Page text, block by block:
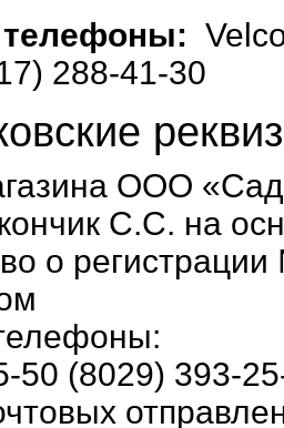
телефоны:
288-41-30
ООО
С.С. на
о
50 (8029) 393-